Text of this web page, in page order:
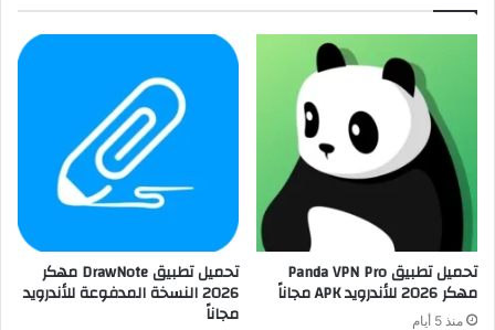
تحميل تطبيق Panda VPN Pro
مهكر 2026 للأندرويد APK مجاناً
منذ 5 أيام
تحميل تطبيق DrawNote مهكر
2026 النسخة المدفوعة للأندرويد
مجاناً